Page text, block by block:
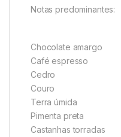
Notas predominantes:
Chocolate amargo
Café espresso
Cedro
Couro
Terra úmida
Pimenta preta
Castanhas torradas